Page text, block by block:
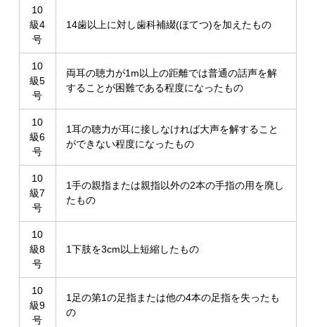
10
級4
号
14歯以上に対し歯科補綴(ほてつ)を加えたもの
10
級5
号
両耳の聴力が1m以上の距離では普通の話声を解
することが困難である程度になったもの
10
級6
号
1耳の聴力が耳に接しなければ大声を解すること
ができない程度になったもの
10
級7
号
1手の親指または親指以外の2本の手指の用を廃し
たもの
10
級8
号
1下肢を3cm以上短縮したもの
10
級9
号
1足の第1の足指または他の4本の足指を失ったも
の